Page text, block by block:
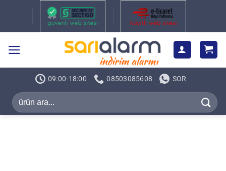
09:00-18:00 08503085608 SOR
Ara: